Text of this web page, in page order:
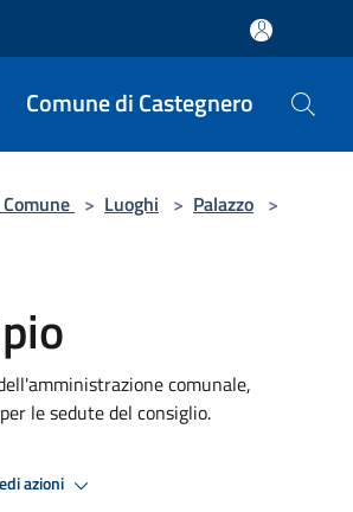
Comune di Castegnero
> Luoghi > Palazzo >
comunale,
le sedute del consiglio.
azioni